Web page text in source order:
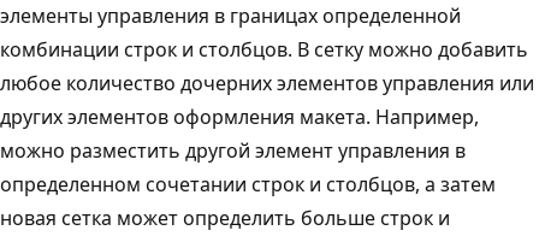
элементы управления в границах определенной
комбинации строк и столбцов. В сетку можно добавить
любое количество дочерних элементов управления или
других элементов оформления макета. Например,
можно разместить другой элемент управления в
определенном сочетании строк и столбцов, а затем
новая сетка может определить больше строк и